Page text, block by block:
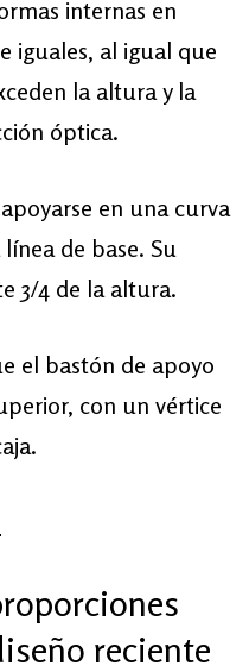
internas en
iguales, al igual que
la altura y la
óptica.
en una curva
de base. Su
3/4 de la altura.
el bastón de apoyo
con un vértice
reciente